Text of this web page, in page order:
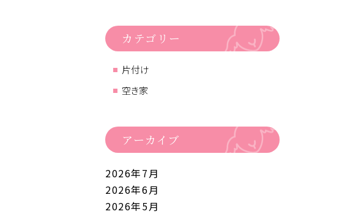
カテゴリー
片付け
空き家
アーカイブ
2026年7月
2026年6月
2026年5月